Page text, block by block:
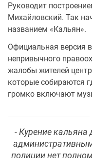
Руководит
Михайловский. Так
названием «Кальян».
Официальная версия
непривычного
жалобы жителей
которые собираются
громко включают
- Курение кальяна
полиции нет